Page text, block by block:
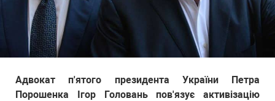
Адвокат п'ятого президента України Петра
Порошенка Ігор Головань пов'язує активізацію